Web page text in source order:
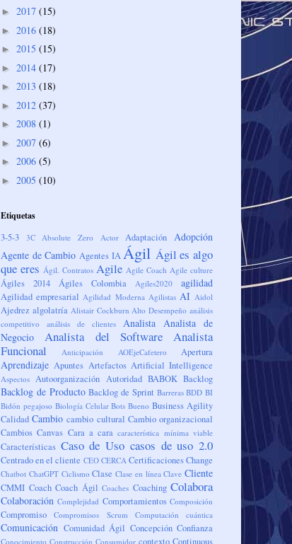
► 2017 (15)
► 2016 (18)
► 2015 (15)
► 2014 (17)
► 2013 (18)
► 2012 (37)
► 2008 (1)
► 2007 (6)
► 2006 (5)
► 2005 (10)
Etiquetas
3-5-3
3C Absolute Zero Actor Adaptación Adopción
Agente de Cambio Agentes IA Ágil Ágil es algo
que eres Ágil. Contratos Agile Agile Coach Agile culture
Ágiles 2014 Ágiles Colombia Agiles2020 agilidad
Agilidad empresarial Agilidad Moderna Agilistas AI Aidol
Ajedrez algolatría Alistair Cockburn Alto Desempeño análisis
competitivo
análisis de clientes Analista Analista de
Negocio
Analista del Software
Analista
Funcional
Anticipación AOEjeCafetero Apertura
Aprendizaje Apuntes Artefactos Artificial Intelligence
Aspectos Autoorganización Autoridad BABOK Backlog
Backlog de Producto Backlog de Sprint Barreras BDD BI
Bidón pegajoso Biología Celular Bots Bueno Business Agility
Calidad Cambio cambio cultural Cambio organizacional
Cambios Canvas Cara a cara característica mínima viable
Características Caso de Uso casos de uso 2.0
Centrado en el cliente CEO CERCA CertificacionesChange
Chatbot ChatGPT Ciclismo Clase Clase en línea Clave Cliente
CMMI Coach Coach Ágil Coaches Coaching Colabora
Colaboración Complejidad Comportamientos Composición
Compromiso Compromisos Scrum Computación cuántica
Comunicación Comunidad Ágil Concepción Confianza
Conocimiento Construcción Consumidor